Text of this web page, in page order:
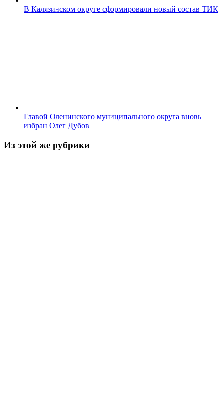
В Калязинском округе сформировали новый состав ТИК
Главой Оленинского муниципального округа вновь
избран Олег Дубов
Из этой же рубрики